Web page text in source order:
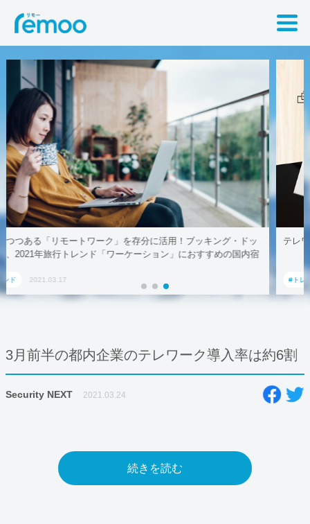
テレワークでも取引先に贈れる「リモート手土産」、AoyamaLab
#トレンド
3月前半の都内企業のテレワーク導入率は約6割
Security NEXT 2021.03.24
続きを読む